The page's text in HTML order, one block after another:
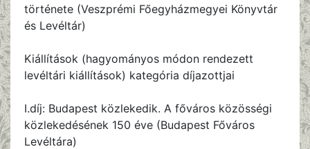
története (Veszprémi Főegyházmegyei Könyvtár
és Levéltár)
Kiállítások (hagyományos módon rendezett
levéltári kiállítások) kategória díjazottjai
I.díj: Budapest közlekedik. A főváros közösségi
közlekedésének 150 éve (Budapest Főváros
Levéltára)